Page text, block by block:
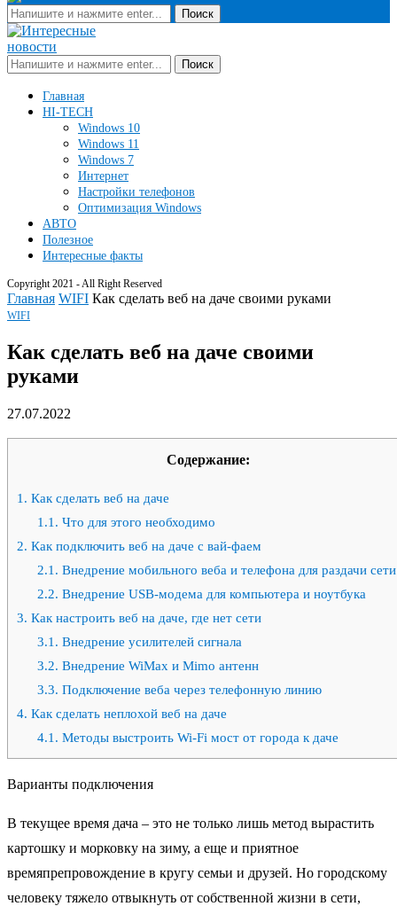
Поиск
Поиск
Главная
HI-TECH
Windows 10
Windows 11
Windows 7
Интернет
Настройки телефонов
Оптимизация Windows
АВТО
Полезное
Интересные факты
Copyright 2021 - All Right Reserved
Главная WIFI Как сделать веб на даче своими руками
WIFI
Как сделать веб на даче своими
руками
27.07.2022
Содержание:
1. Как сделать веб на даче
1.1. Что для этого необходимо
2. Как подключить веб на даче с вай-фаем
2.1. Внедрение мобильного веба и телефона для раздачи сети
2.2. Внедрение USB-модема для компьютера и ноутбука
3. Как настроить веб на даче, где нет сети
3.1. Внедрение усилителей сигнала
3.2. Внедрение WiMax и Mimo антенн
3.3. Подключение веба через телефонную линию
4. Как сделать неплохой веб на даче
4.1. Методы выстроить Wi-Fi мост от города к даче
Варианты подключения
В текущее время дача – это не только лишь метод вырастить
картошку и морковку на зиму, а еще и приятное
времяпрепровождение в кругу семьи и друзей. Но городскому
человеку тяжело отвыкнуть от собственной жизни в сети,